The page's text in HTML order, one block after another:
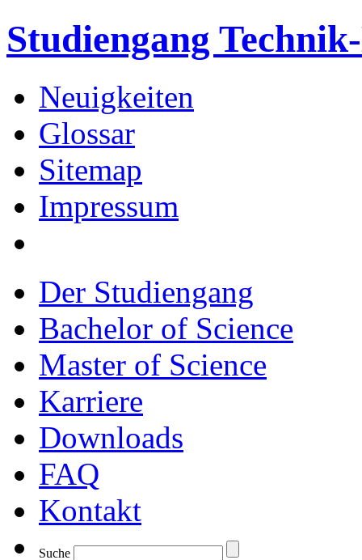
Studiengang
Neuigkeiten
Glossar
Sitemap
Impressum
Der Studiengang
Bachelor of Science
Master of Science
Karriere
Downloads
FAQ
Kontakt
Suche